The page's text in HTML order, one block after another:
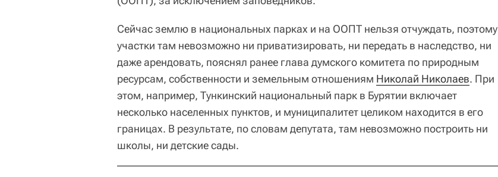
Сейчас землю в национальных парках и на ООПТ нельзя отчуждать, поэтому
участки там невозможно ни приватизировать, ни передать в наследство, ни
даже арендовать, пояснял ранее глава думского комитета по природным
ресурсам, собственности и земельным отношениям Николай Николаев. При
этом, например, Тункинский национальный парк в Бурятии включает
несколько населенных пунктов, и муниципалитет целиком находится в его
границах. В результате, по словам депутата, там невозможно построить ни
школы, ни детские сады.